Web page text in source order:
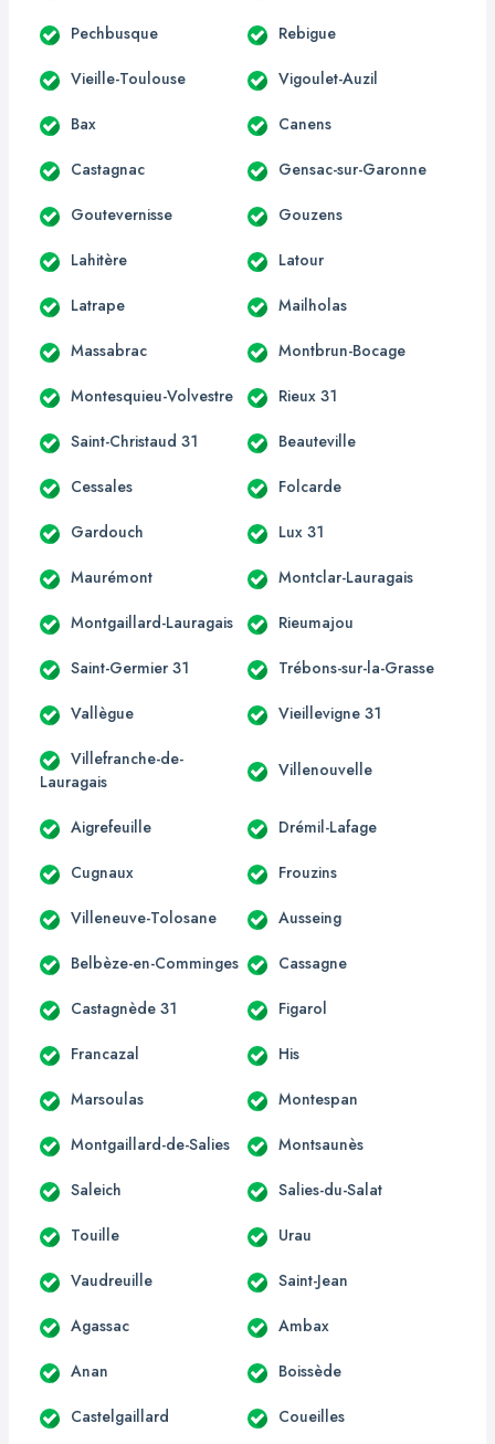
Pechbusque Rebigue
Vieille-Toulouse Vigoulet-Auzil
Bax Canens
Castagnac Gensac-sur-Garonne
Goutevernisse Gouzens
Lahitère Latour
Latrape Mailholas
Massabrac Montbrun-Bocage
Montesquieu-Volvestre Rieux 31
Saint-Christaud 31 Beauteville
Cessales Folcarde
Gardouch Lux 31
Maurémont Montclar-Lauragais
Montgaillard-Lauragais Rieumajou
Saint-Germier 31 Trébons-sur-la-Grasse
Vallègue Vieillevigne 31
Villefranche-de-
Lauragais
Villenouvelle
Aigrefeuille Drémil-Lafage
Cugnaux Frouzins
Villeneuve-Tolosane Ausseing
Belbèze-en-Comminges Cassagne
Castagnède 31 Figarol
Francazal His
Marsoulas Montespan
Montgaillard-de-Salies Montsaunès
Saleich Salies-du-Salat
Touille Urau
Vaudreuille Saint-Jean
Agassac Ambax
Anan Boissède
Castelgaillard Coueilles